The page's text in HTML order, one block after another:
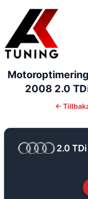
Motoroptimering
2008 2.0
←
2.0